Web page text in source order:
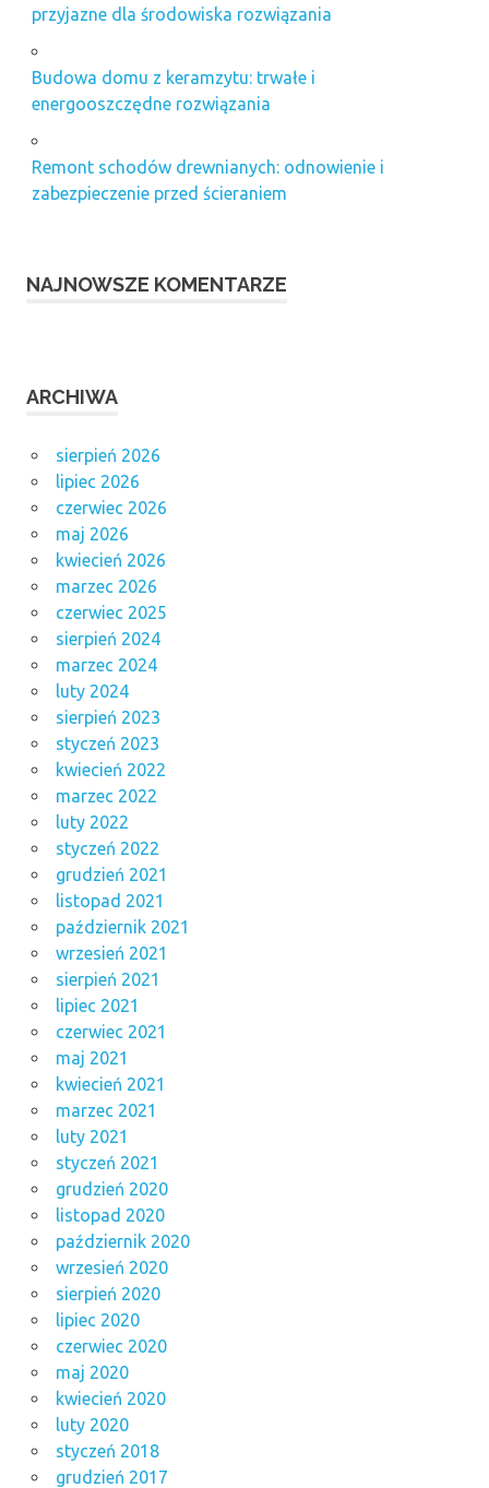
przyjazne dla środowiska rozwiązania
Budowa domu z keramzytu: trwałe i
energooszczędne rozwiązania
Remont schodów drewnianych: odnowienie i
zabezpieczenie przed ścieraniem
NAJNOWSZE KOMENTARZE
ARCHIWA
sierpień 2026
lipiec 2026
czerwiec 2026
maj 2026
kwiecień 2026
marzec 2026
czerwiec 2025
sierpień 2024
marzec 2024
luty 2024
sierpień 2023
styczeń 2023
kwiecień 2022
marzec 2022
luty 2022
styczeń 2022
grudzień 2021
listopad 2021
październik 2021
wrzesień 2021
sierpień 2021
lipiec 2021
czerwiec 2021
maj 2021
kwiecień 2021
marzec 2021
luty 2021
styczeń 2021
grudzień 2020
listopad 2020
październik 2020
wrzesień 2020
sierpień 2020
lipiec 2020
czerwiec 2020
maj 2020
kwiecień 2020
luty 2020
styczeń 2018
grudzień 2017